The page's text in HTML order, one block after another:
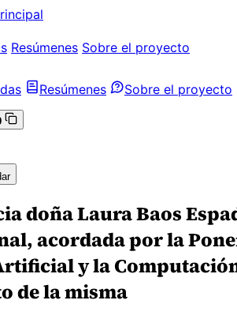
Resúmenes Sobre el proyecto
Resúmenes
Sobre el proyecto
doña Laura Baos
acordada por la
y la
de la misma